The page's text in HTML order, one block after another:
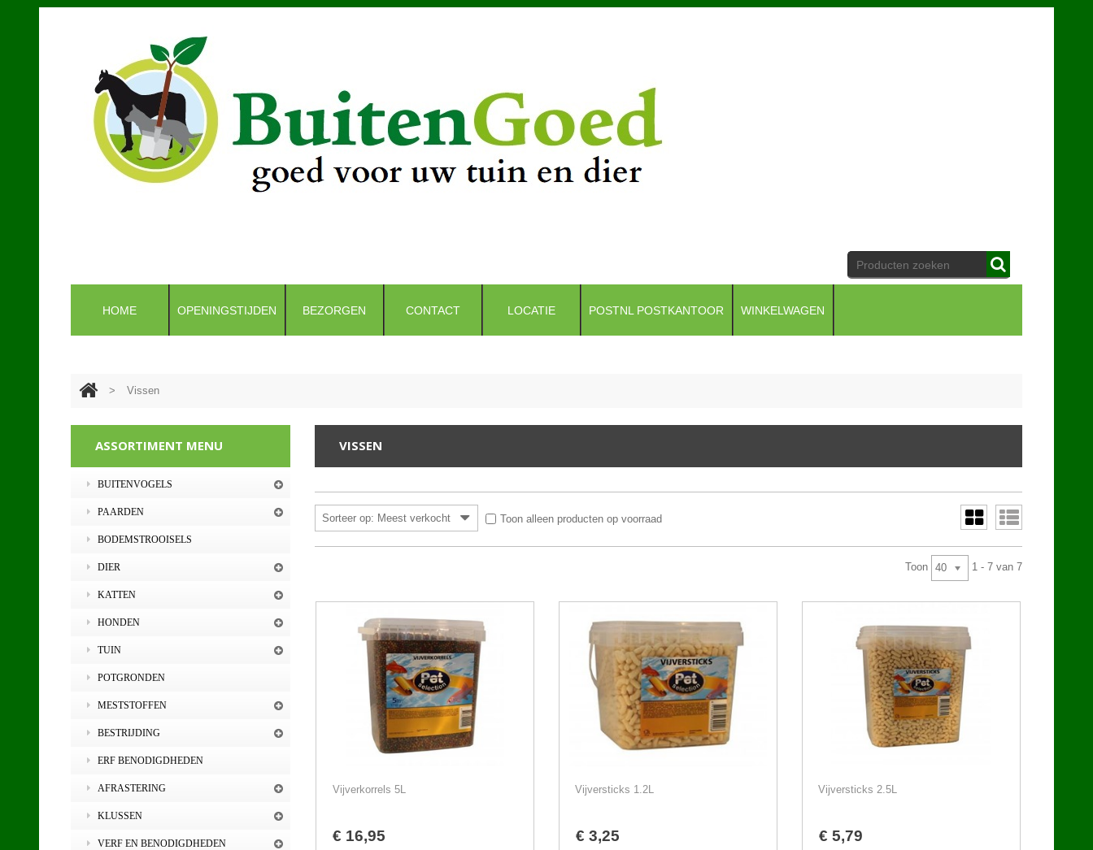
HOME OPENINGSTIJDEN BEZORGEN CONTACT LOCATIE POSTNL POSTKANTOOR WINKELWAGEN
> Vissen
VISSEN
Sorteer op: Meest verkocht Toon alleen producten op voorraad
Toon 40 1 - 7 van 7
Vijverkorrels 5L
€ 16,95
Vijversticks 1.2L
€ 3,25
Vijversticks 2.5L
€ 5,79
ASSORTIMENT MENU
BUITENVOGELS
PAARDEN
BODEMSTROOISELS
DIER
KATTEN
HONDEN
TUIN
POTGRONDEN
MESTSTOFFEN
BESTRIJDING
ERF BENODIGDHEDEN
AFRASTERING
KLUSSEN
VERF EN BENODIGDHEDEN